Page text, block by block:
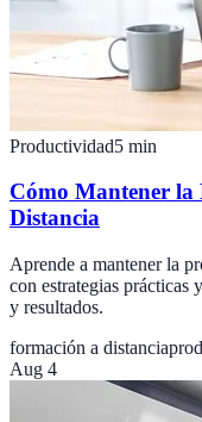
Productividad5 min
Cómo Mantener
Distancia
Aprende a mantener la
con estrategias prácticas
y resultados.
formación a distancia
Aug 4